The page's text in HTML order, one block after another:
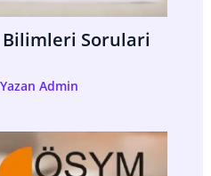
Bilimleri Sorulari
Admin